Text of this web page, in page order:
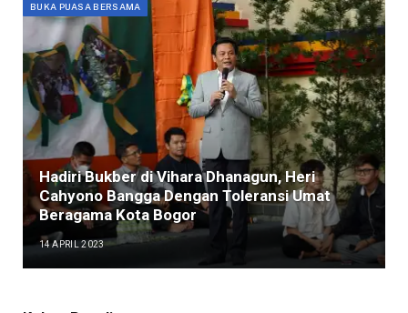
BUKA PUASA BERSAMA
Hadiri Bukber di Vihara Dhanagun, Heri
Cahyono Bangga Dengan Toleransi Umat
Beragama Kota Bogor
14 APRIL 2023